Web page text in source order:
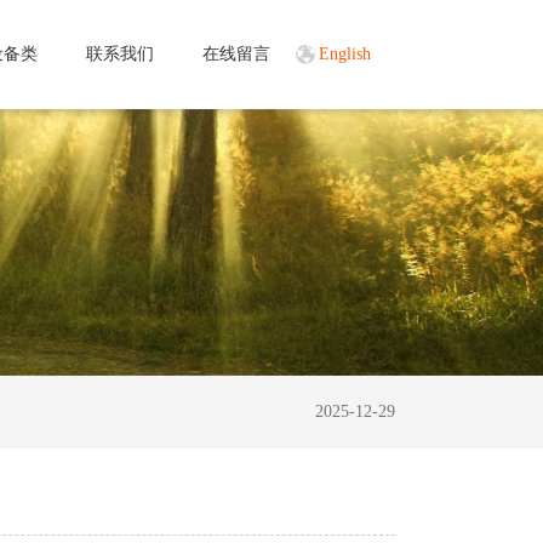
备类 联系我们 在线留言 English
2025-12-29